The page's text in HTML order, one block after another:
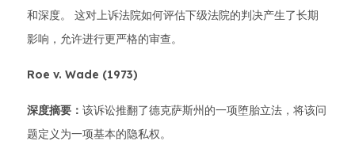
和深度。 这对上诉法院如何评估下级法院的判决产生了长期
影响，允许进行更严格的审查。
Roe v. Wade (1973)
深度摘要： 该诉讼推翻了德克萨斯州的一项堕胎立法，将该问
题定义为一项基本的隐私权。